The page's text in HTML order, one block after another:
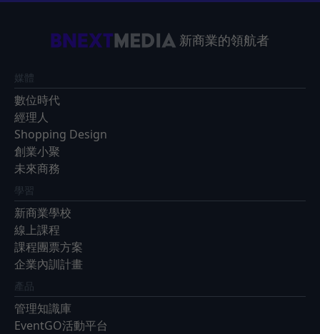
新商業的領航者
媒體
數位時代
經理人
Shopping Design
創業小聚
未來商務
學習
新商業學校
線上課程
課程團票方案
企業內訓計畫
產品
管理知識庫
EventGO活動平台